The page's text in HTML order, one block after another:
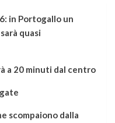
in Portogallo un
quasi
a 20 minuti dal centro
scompaiono dalla